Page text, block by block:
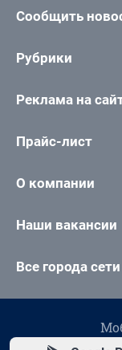
Сообщить
Рубрики
Реклама на
Прайс-лист
О компании
Наши вакансии
Все города сети